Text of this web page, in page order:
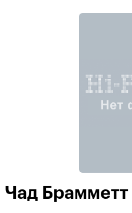
Чад Брамметт